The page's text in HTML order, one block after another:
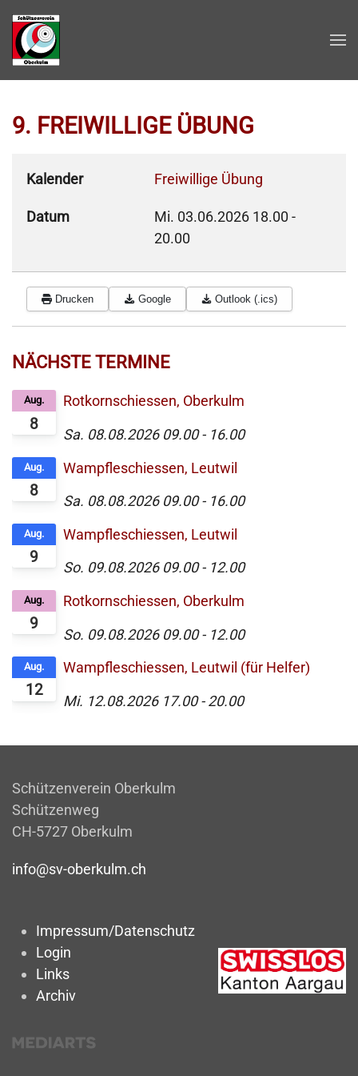
Zum Hauptinhalt springen
9. FREIWILLIGE ÜBUNG
Kalender Freiwillige Übung
Datum Mi. 03.06.2026 18.00 -
20.00
Drucken Google Outlook (.ics)
NÄCHSTE TERMINE
8
Aug.
Rotkornschiessen, Oberkulm
Sa. 08.08.2026 09.00 - 16.00
8
Aug.
Wampfleschiessen, Leutwil
Sa. 08.08.2026 09.00 - 16.00
9
Aug.
Wampfleschiessen, Leutwil
So. 09.08.2026 09.00 - 12.00
9
Aug.
Rotkornschiessen, Oberkulm
So. 09.08.2026 09.00 - 12.00
12
Aug.
Wampfleschiessen, Leutwil (für Helfer)
Mi. 12.08.2026 17.00 - 20.00
Schützenverein Oberkulm
Schützenweg
CH-5727 Oberkulm
info@sv-oberkulm.ch
Impressum/Datenschutz
Login
Links
Archiv